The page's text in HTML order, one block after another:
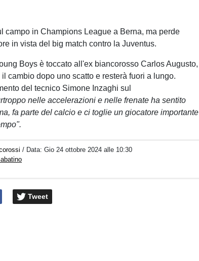
campo in Champions League a Berna, ma perde
in vista del big match contro la Juventus.
Boys è toccato all'ex biancorosso Carlos Augusto,
cambio dopo uno scatto e resterà fuori a lungo.
del tecnico Simone Inzaghi sul
nelle accelerazioni e nelle frenate ha sentito
fa parte del calcio e ci toglie un giocatore importante
/ Data:Gio 24 ottobre 2024 alle 10:30
Tweet